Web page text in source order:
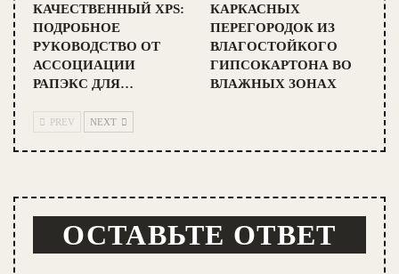
КАЧЕСТВЕННЫЙ XPS:
ПОДРОБНОЕ
РУКОВОДСТВО ОТ
АССОЦИАЦИИ
РАПЭКС ДЛЯ…
КАРКАСНЫХ
ПЕРЕГОРОДОК ИЗ
ВЛАГОСТОЙКОГО
ГИПСОКАРТОНА ВО
ВЛАЖНЫХ ЗОНАХ
PREV NEXT
ОСТАВЬТЕ ОТВЕТ